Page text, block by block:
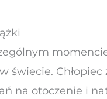
na otoczenie i